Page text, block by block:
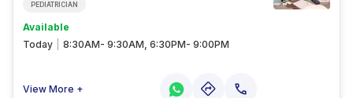
PEDIATRICIAN
Available
Today
8:30AM- 9:30AM, 6:30PM- 9:00PM
View More +